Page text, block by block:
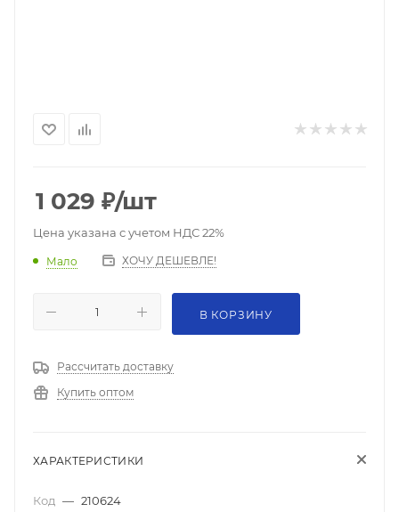
1 029 ₽/шт
Цена указана с учетом НДС 22%
Мало ХОЧУ ДЕШЕВЛЕ!
В КОРЗИНУ
Рассчитать доставку
Купить оптом
ХАРАКТЕРИСТИКИ
Код — 210624